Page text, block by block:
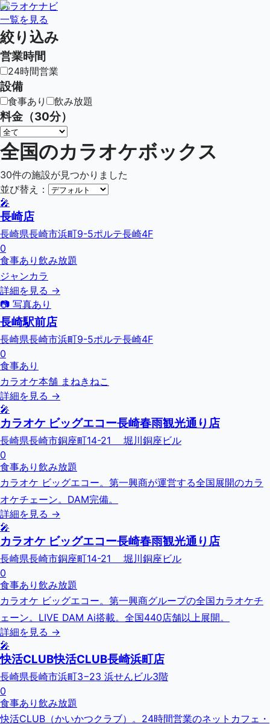
カラオケナビ
一覧を見る
絞り込み
営業時間
24時間営業
設備
食事あり 飲み放題
料金（30分）
全国のカラオケボックス
30件の施設が見つかりました
並び替え：
🎤
長崎店
長崎県長崎市浜町9-5ポルテ長崎4F
0
食事あり 飲み放題
ジャンカラ
詳細を見る →
📷 写真あり
長崎駅前店
長崎県長崎市浜町9-5ポルテ長崎4F
0
食事あり
カラオケ本舗 まねきねこ
詳細を見る →
🎤
カラオケ ビッグエコー長崎春雨観光通り店
長崎県長崎市銅座町14-21 堀川銅座ビル
0
食事あり 飲み放題
カラオケ ビッグエコー。第一興商が運営する全国展開のカラ
オケチェーン。DAM完備。
詳細を見る →
🎤
カラオケ ビッグエコー長崎春雨観光通り店
長崎県長崎市銅座町14-21 堀川銅座ビル
0
食事あり 飲み放題
カラオケ ビッグエコー。第一興商グループの全国カラオケチ
ェーン。LIVE DAM Ai搭載。全国440店舗以上展開。
詳細を見る →
🎤
快活CLUB快活CLUB長崎浜町店
長崎県長崎市浜町3−23 浜せんビル3階
0
食事あり 飲み放題
快活CLUB（かいかつクラブ）。24時間営業のネットカフェ・